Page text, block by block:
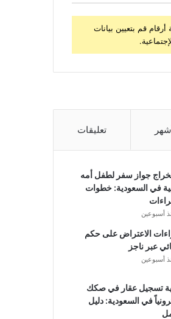
قم بتعيين بيانات
تعليقات
جواز سفر لطفل أمه
في السعودية: خطوات
أسبوعين
الاعتراض على حكم
عبر ناجز
أسبوعين
تسجيل عقار في صكك
في السعودية: دليل